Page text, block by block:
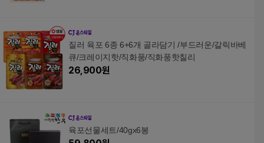
질러 육포 6종 6+6개 골라담기 /부드러운/갈릭바베
큐/크레이지핫/직화풍/직화풍핫칠리
26,900원
육포선물세트/40gx6봉